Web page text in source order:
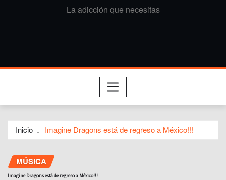
La adicción que necesitas
Inicio Imagine Dragons está de regreso a México!!!
MÚSICA
Imagine Dragons está de regreso a México!!!